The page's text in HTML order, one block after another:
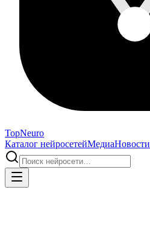
TopNeuro
Каталог нейросетейМедиаНовости